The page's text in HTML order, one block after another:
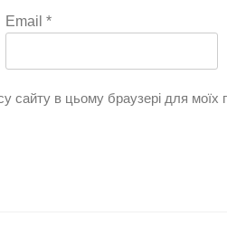
Email*
сайту в цьому браузері для моїх